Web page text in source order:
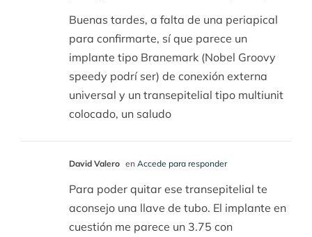
Buenas tardes, a falta de una periapical
para confirmarte, sí que parece un
implante tipo Branemark (Nobel Groovy
speedy podrí ser) de conexión externa
universal y un transepitelial tipo multiunit
colocado, un saludo
David Valero en Accede para responder
Para poder quitar ese transepitelial te
aconsejo una llave de tubo. El implante en
cuestión me parece un 3.75 con